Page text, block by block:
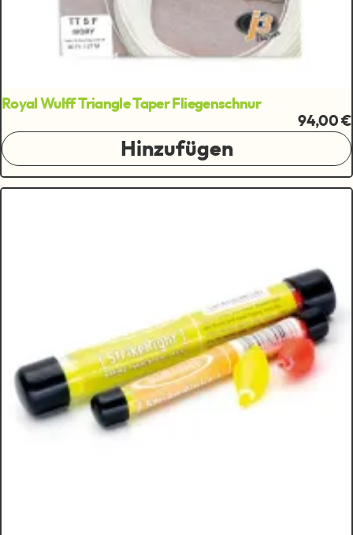
Royal Wulff Triangle Taper Fliegenschnur
94,00 €
Hinzufügen